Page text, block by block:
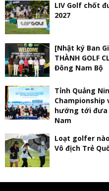
LIV Golf chốt
2027
[Nhật ký Ban
THÀNH GOLF
Đông Nam Bộ
Tỉnh Quảng
Championship
hướng tới đưa
Nam
Loạt golfer
Vô địch Trẻ